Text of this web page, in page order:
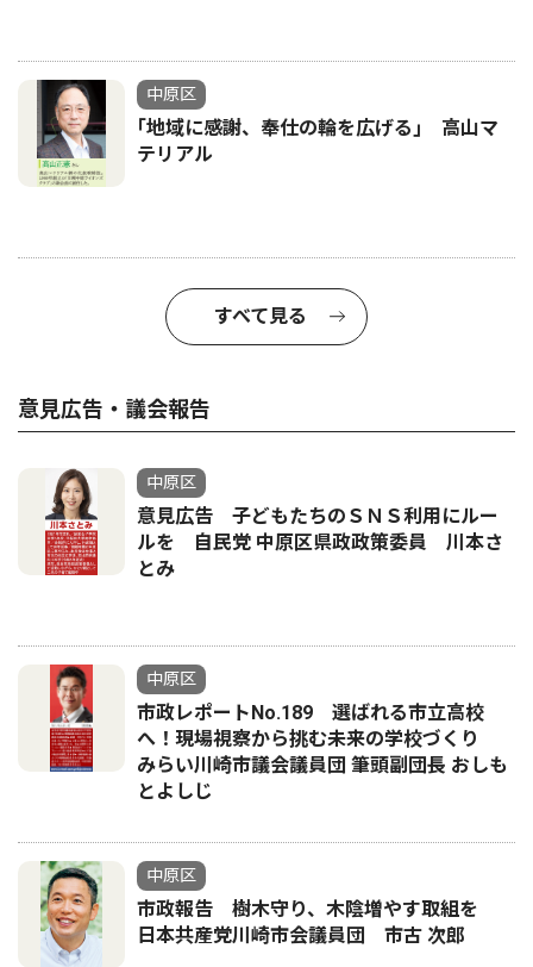
中原区
｢地域に感謝、奉仕の輪を広げる｣ 高山マ
テリアル
すべて見る
意見広告・議会報告
中原区
意見広告 子どもたちのＳＮＳ利用にルー
ルを 自民党 中原区県政政策委員 川本さ
とみ
中原区
市政レポートNo.189 選ばれる市立高校
へ！現場視察から挑む未来の学校づくり
みらい川崎市議会議員団 筆頭副団長 おしも
とよしじ
中原区
市政報告 樹木守り、木陰増やす取組を
日本共産党川崎市会議員団 市古 次郎